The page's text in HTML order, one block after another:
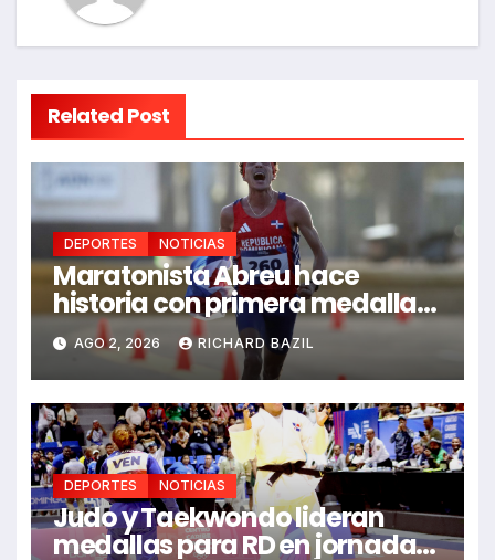
Related Post
DEPORTES NOTICIAS
Maratonista Abreu hace
historia con primera medalla
en Juegos Santo Domingo
2026
AGO 2, 2026 RICHARD BAZIL
DEPORTES NOTICIAS
Judo y Taekwondo lideran
medallas para RD en jornada